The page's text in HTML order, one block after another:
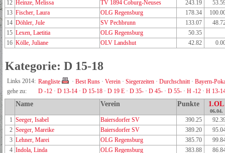
12 Heinze, Melissa TV 1894 Coburg-Neuses 243.19
13 Fischer, Laura OLG Regensburg 178.34
14 Döhler, Jule SV Pechbrunn 133.07
15 Lexen, Laetitia OLG Regensburg
50.35
16 Kölle, Juliane OLV Landshut 42.82
Kategorie: D 15-18
Links 2014: Rangliste · Best Runs · Verein · Siegerzeiten · Durchschnitt· Bayern-
gehe zu:
D -12 · D 13-14 · D 15-18 · D 19 E · D 35- · D 45- · D 55- · H -12 · H 13-
Name Verein Punkte 1.OL
06.04.
1 Seeger, Isabel Baiersdorfer SV 390.25
2 Seeger, Mareike Baiersdorfer SV 389.20
3 Lehner, Marei OLG Regensburg 385.70
4 Indola, Linda OLG Regensburg 383.88